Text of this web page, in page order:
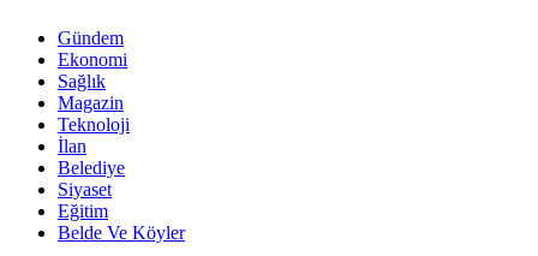
Gündem
Ekonomi
Sağlık
Magazin
Teknoloji
İlan
Belediye
Siyaset
Eğitim
Belde Ve Köyler